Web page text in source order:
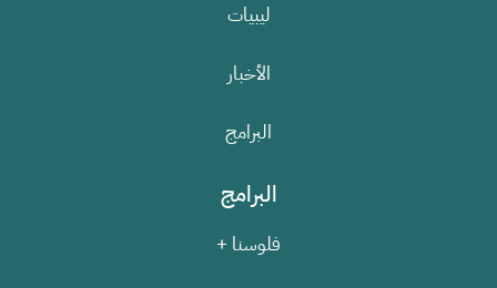
ليبيات
الأخبار
البرامج
البرامج
فلوسنا +